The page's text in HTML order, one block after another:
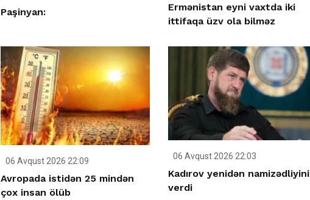
Paşinyan:
Ermənistan eyni vaxtda iki
ittifaqa üzv ola bilməz
06 Avqust 2026 22:09
Avropada istidən 25 mindən
çox insan ölüb
06 Avqust 2026 22:03
Kadırov yenidən namizədliyini
verdi